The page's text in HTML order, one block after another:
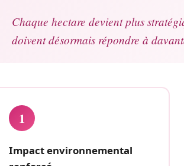
Chaque hectare devient plus
doivent désormais répondre à
1
Impact environnemental